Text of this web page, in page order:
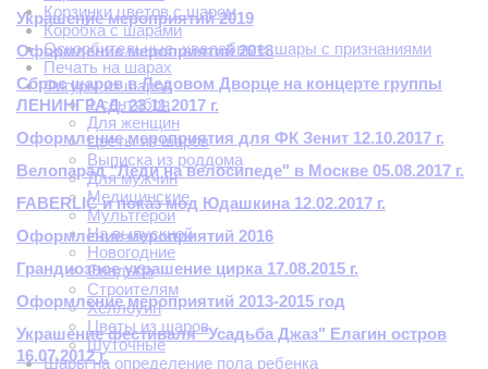
Корзинки цветов с шаром
Коробка с шарами
Оскорбительные, хвалебные, шары с признаниями
Печать на шарах
Фигуры из шаров
1 сентября
Для женщин
Цветы из шаров
Выписка из роддома
Для мужчин
Медицинские
Мультгерои
На выпускной
Новогодние
Свадьба
Строителям
Хеллоуин
Цветы из шаров
Шуточные
Шары на определение пола ребенка
Украшение мероприятий 2019
Оформление мероприятий 2018
Сброс шаров в Ледовом Дворце на концерте группы
ЛЕНИНГРАД. 23.11.2017 г.
Оформление мероприятия для ФК Зенит 12.10.2017 г.
Велопарад "Леди на велосипеде" в Москве 05.08.2017​​ г.
FABERLIC и показ мод Юдашкина 12.02.2017 г.
Оформление мероприятий 2016
Грандиозное украшение цирка 17.08.2015 г.
Оформление мероприятий 2013-2015 год
Украшение фестиваля "Усадьба Джаз" Елагин остров
16.07.2012 г.